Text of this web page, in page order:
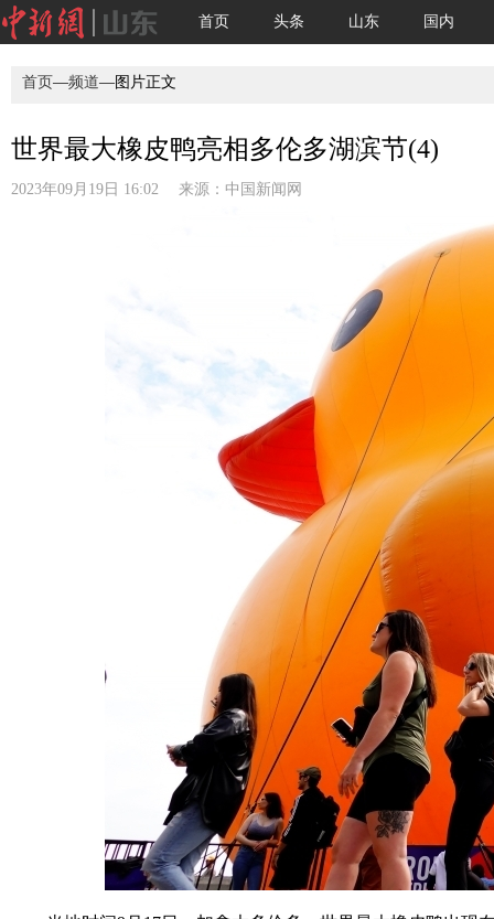
首页 头条 山东 国内
首页—频道—图片正文
世界最大橡皮鸭亮相多伦多湖滨节(4)
2023年09月19日 16:02 来源： 中国新闻网